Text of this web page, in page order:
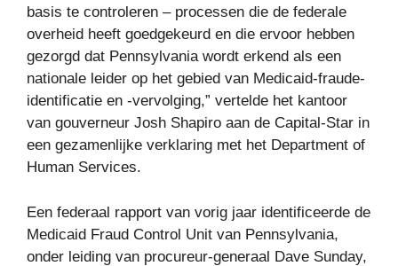
basis te controleren – processen die de federale
overheid heeft goedgekeurd en die ervoor hebben
gezorgd dat Pennsylvania wordt erkend als een
nationale leider op het gebied van Medicaid-fraude-
identificatie en -vervolging,” vertelde het kantoor
van gouverneur Josh Shapiro aan de Capital-Star in
een gezamenlijke verklaring met het Department of
Human Services.
Een federaal rapport van vorig jaar identificeerde de
Medicaid Fraud Control Unit van Pennsylvania,
onder leiding van procureur-generaal Dave Sunday,